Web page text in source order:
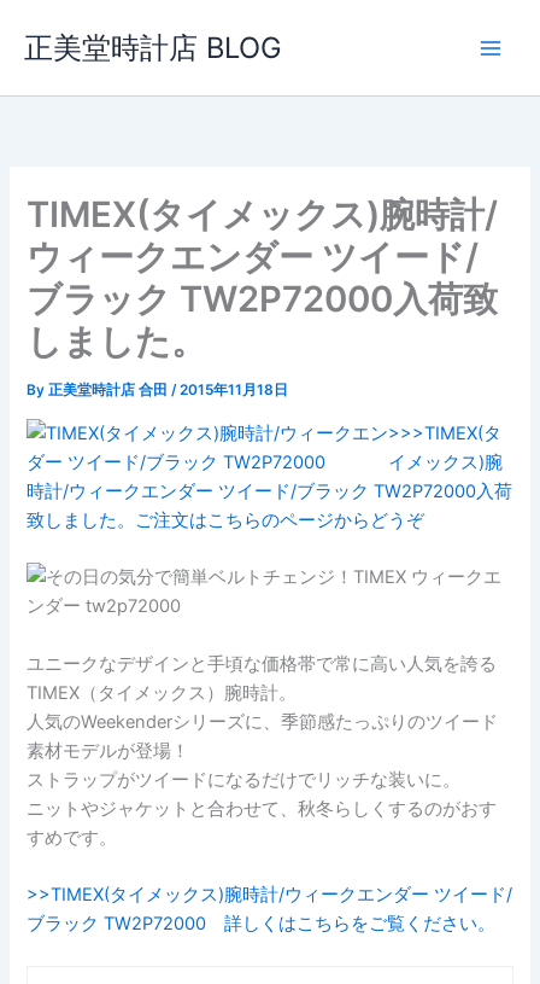
ス
正美堂時計店 BLOG
TIMEX(タイメックス)腕時計/
ウィークエンダー ツイード/
ブラック TW2P72000入荷致
しました。
By正美堂時計店 合田/2015年11月18日
>>>TIMEX(タ
イメックス)腕
時計/ウィークエンダー ツイード/ブラック TW2P72000入荷
致しました。ご注文はこちらのページからどうぞ
ユニークなデザインと手頃な価格帯で常に高い人気を誇る
TIMEX（タイメックス）腕時計。
人気のWeekenderシリーズに、季節感たっぷりのツイード
素材モデルが登場！
ストラップがツイードになるだけでリッチな装いに。
ニットやジャケットと合わせて、秋冬らしくするのがおす
すめです。
>>TIMEX(タイメックス)腕時計/ウィークエンダー ツイード/
ブラック TW2P72000 詳しくはこちらをご覧ください。